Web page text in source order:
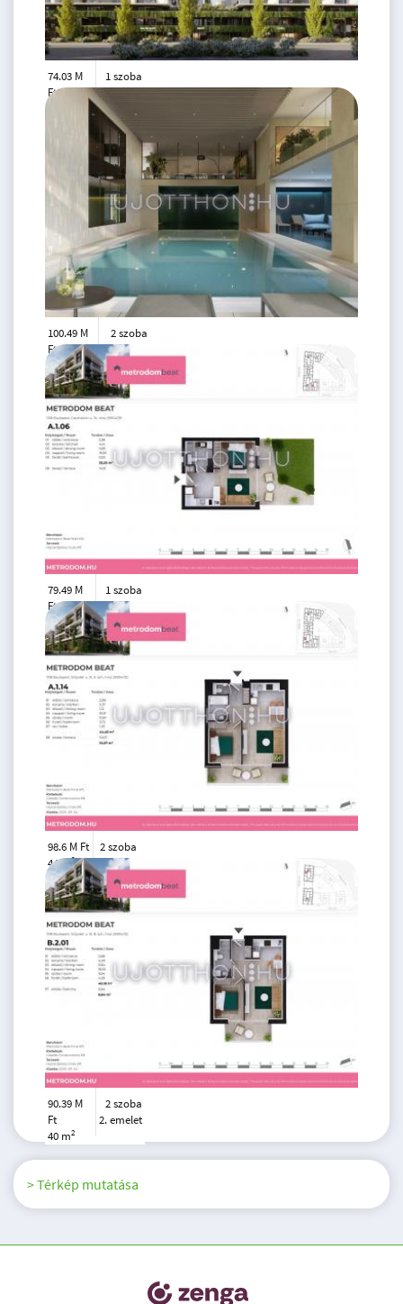
74.03 M
Ft
1 szoba
1. emelet
100.49 M
Ft
45 m2
2 szoba
2. emelet
79.49 M
Ft
33 m2
1 szoba
1. emelet
98.6 M Ft
44 m2
2 szoba
1.
emelet
90.39 M
Ft
40 m2
2 szoba
2. emelet
> Térkép mutatása